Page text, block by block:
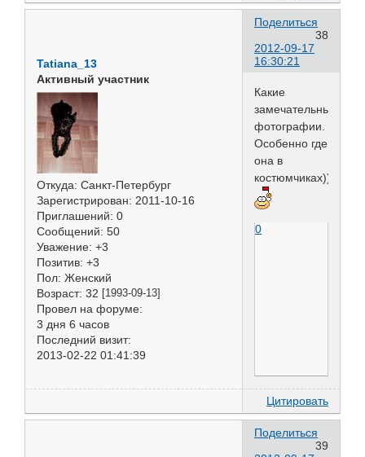
Поделиться
38
2012-09-17
16:30:21
Tatiana_13
Активный участник
Откуда: Санкт-Петербург
Зарегистрирован: 2011-10-16
Приглашений: 0
Сообщений: 50
Уважение: +3
Позитив: +3
Пол: Женский
Возраст: 32 [1993-09-13]
Провел на форуме:
3 дня 6 часов
Последний визит:
2013-02-22 01:41:39
Какие
замечательные
фотографии.
Особенно где
она в
костюмчиках))))
0
Цитировать
Поделиться
39